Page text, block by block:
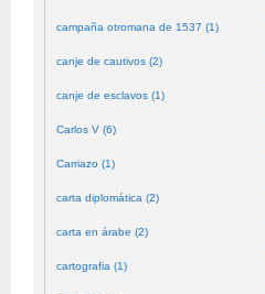
campaña otromana de 1537 (1)
canje de cautivos (2)
canje de esclavos (1)
Carlos V (6)
Carriazo (1)
carta diplomática (2)
carta en árabe (2)
cartografia (1)